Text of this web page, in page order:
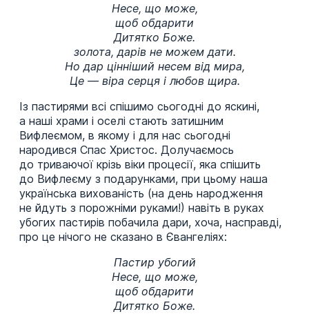
Несе, що може,
щоб обдарити
Дитятко Боже.
золота, дарів не можем дати.
Но дар цінніший несем від мира,
Це — віра серця і любов щира.
Із пастирями всі спішимо сьогодні до яскині,
а наші храми і оселі стають затишним
Вифлеємом, в якому і для нас сьогодні
народився Спас Христос. Долучаємось
до триваючої крізь віки процесії, яка спішить
до Вифлеєму з подарунками, при цьому наша
українська вихованість (на день народження
не йдуть з порожніми руками!) навіть в руках
убогих пастирів побачила дари, хоча, насправді,
про це нічого не сказано в Євангеліях:
Пастир убогий
Несе, що може,
щоб обдарити
Дитятко Боже.